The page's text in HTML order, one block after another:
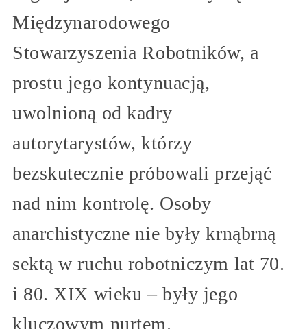
Międzynarodowego
Stowarzyszenia Robotników, a
prostu jego kontynuacją,
uwolnioną od kadry
autorytarystów, którzy
bezskutecznie próbowali przejąć
nad nim kontrolę. Osoby
anarchistyczne nie były krnąbrną
sektą w ruchu robotniczym lat 70.
i 80. XIX wieku – były jego
kluczowym nurtem.